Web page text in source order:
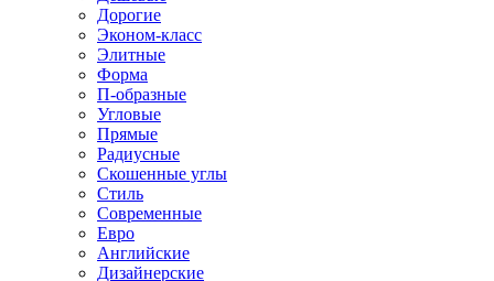
Дорогие
Эконом-класс
Элитные
Форма
П-образные
Угловые
Прямые
Радиусные
Скошенные углы
Стиль
Современные
Евро
Английские
Дизайнерские